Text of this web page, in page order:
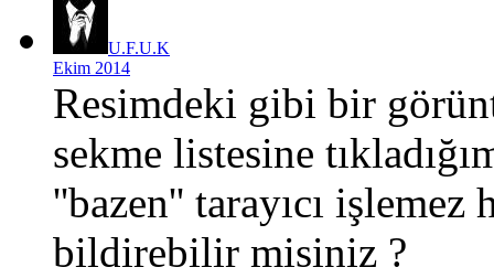
U.F.U.K
Ekim 2014
Resimdeki gibi bir
sekme listesine
''bazen'' tarayıcı
bildirebilir misiniz ?